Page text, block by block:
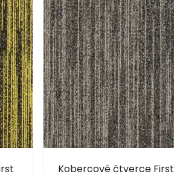
Kobercové čtverce First